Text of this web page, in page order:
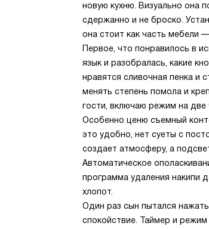
новую кухню. Визуально она
сдержанно и не броско.
она стоит как часть мебели
Первое, что понравилось в
язык и разобралась, какие
нравятся сливочная пенка и
менять степень помола и
гости, включаю режим на
Особенно ценю съемный
это удобно, нет суеты с
создает атмосферу, а
Автоматическое
программа удаления накипи
хлопот.
Один раз сын пытался
спокойствие. Таймер и